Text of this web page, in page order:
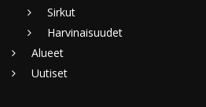
Sirkut
Harvinaisuudet
Alueet
Uutiset